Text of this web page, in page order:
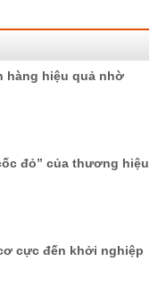
hàng hiệu quả nhờ
đỏ” của thương hiệu
cực đến khởi nghiệp